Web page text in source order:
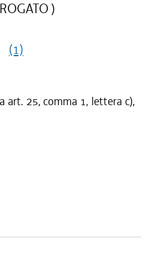
)
(1)
art. 25, comma 1, lettera c),